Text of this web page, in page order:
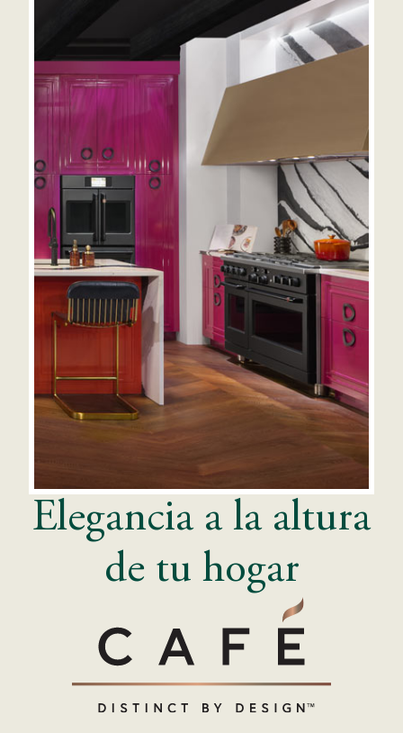
Elegancia a la altura
de tu hogar